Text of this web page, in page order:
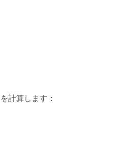
計算します：
k_t &= W_K